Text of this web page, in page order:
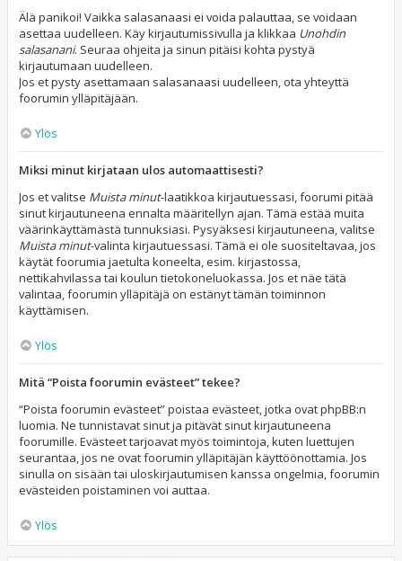
Älä panikoi! Vaikka salasanaasi ei voida palauttaa, se voidaan
asettaa uudelleen. Käy kirjautumissivulla ja klikkaa Unohdin
salasanani. Seuraa ohjeita ja sinun pitäisi kohta pystyä
kirjautumaan uudelleen.
Jos et pysty asettamaan salasanaasi uudelleen, ota yhteyttä
foorumin ylläpitäjään.
Ylös
Miksi minut kirjataan ulos automaattisesti?
Jos et valitse Muista minut-laatikkoa kirjautuessasi, foorumi pitää
sinut kirjautuneena ennalta määritellyn ajan. Tämä estää muita
väärinkäyttämästä tunnuksiasi. Pysyäksesi kirjautuneena, valitse
Muista minut-valinta kirjautuessasi. Tämä ei ole suositeltavaa, jos
käytät foorumia jaetulta koneelta, esim. kirjastossa,
nettikahvilassa tai koulun tietokoneluokassa. Jos et näe tätä
valintaa, foorumin ylläpitäjä on estänyt tämän toiminnon
käyttämisen.
Ylös
Mitä “Poista foorumin evästeet” tekee?
“Poista foorumin evästeet” poistaa evästeet, jotka ovat phpBB:n
luomia. Ne tunnistavat sinut ja pitävät sinut kirjautuneena
foorumille. Evästeet tarjoavat myös toimintoja, kuten luettujen
seurantaa, jos ne ovat foorumin ylläpitäjän käyttöönottamia. Jos
sinulla on sisään tai uloskirjautumisen kanssa ongelmia, foorumin
evästeiden poistaminen voi auttaa.
Ylös